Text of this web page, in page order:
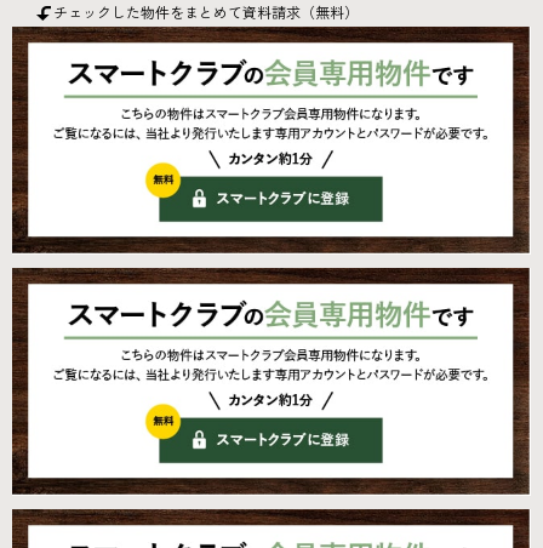
チェックした物件をまとめて資料請求（無料）